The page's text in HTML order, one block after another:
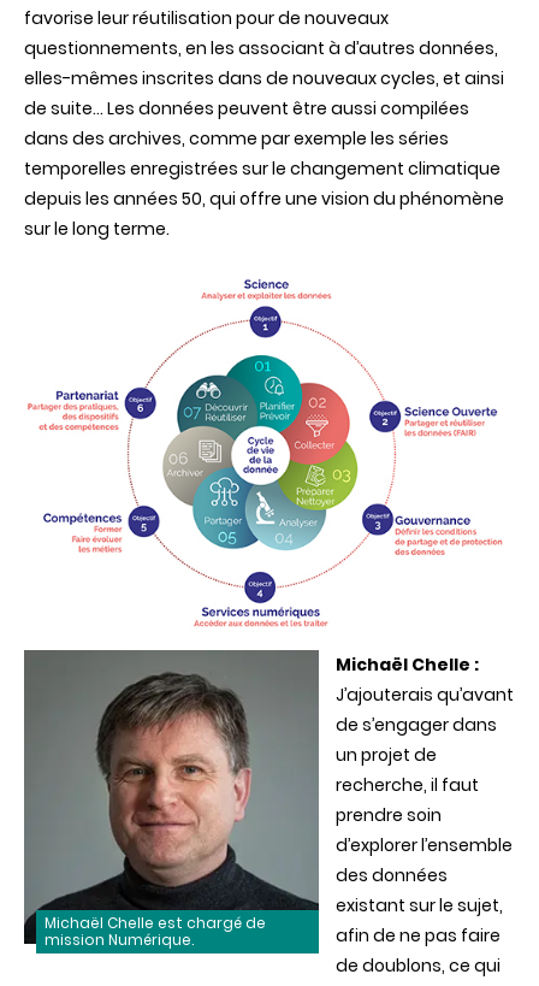
favorise leur réutilisation pour de nouveaux
questionnements, en les associant à d’autres données,
elles-mêmes inscrites dans de nouveaux cycles, et ainsi
de suite… Les données peuvent être aussi compilées
dans des archives, comme par exemple les séries
temporelles enregistrées sur le changement climatique
depuis les années 50, qui offre une vision du phénomène
sur le long terme.
Michaël Chelle est chargé de
mission Numérique.
Michaël Chelle :
J’ajouterais qu’avant
de s’engager dans
un projet de
recherche, il faut
prendre soin
d’explorer l’ensemble
des données
existant sur le sujet,
afin de ne pas faire
de doublons, ce qui